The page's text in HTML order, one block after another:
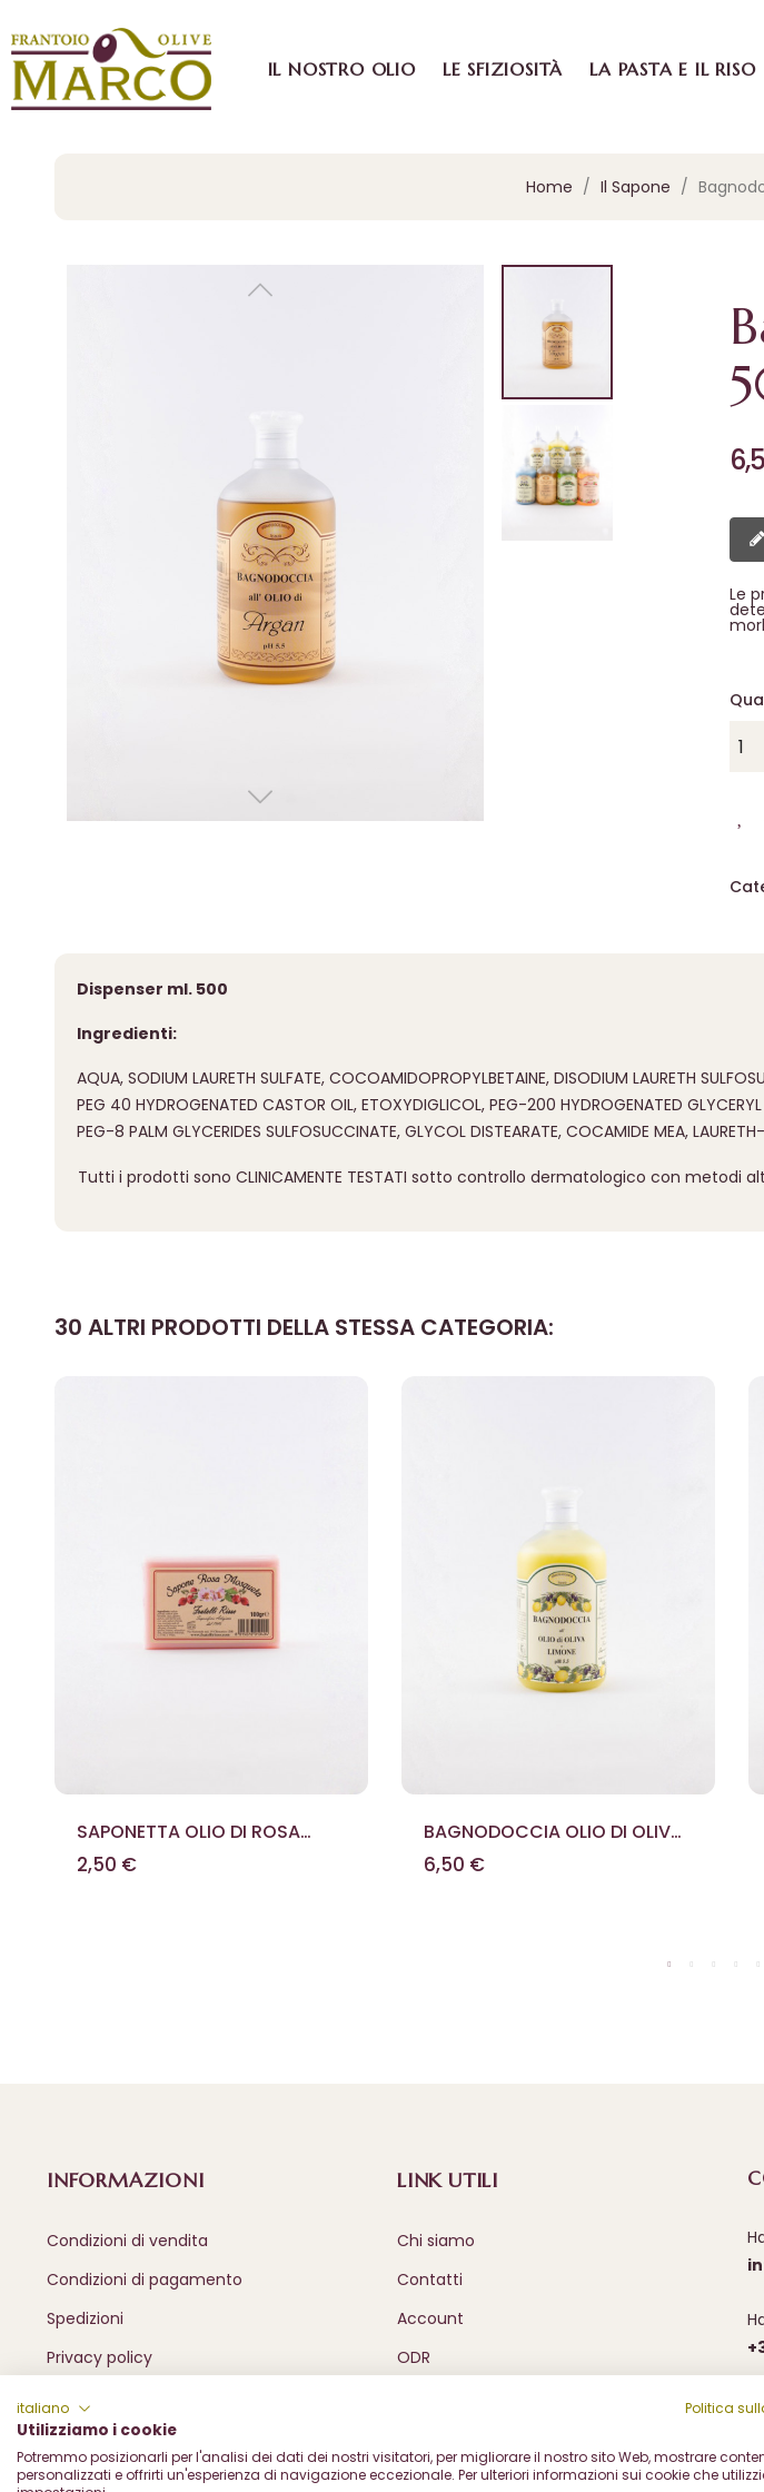
IL NOSTRO OLIO LE SFIZIOSITÀ LA PASTA E IL RISO
Home Il Sapone
Le
Dispenser ml. 500
Ingredienti:
AQUA, SODIUM LAURETH SULFATE, COCOAMIDOPROPYLBETAINE, DISODIUM LAURETH
PEG 40 HYDROGENATED CASTOR OIL, ETOXYDIGLICOL, PEG-200 HYDROGENATED
PEG-8 PALM GLYCERIDES SULFOSUCCINATE, GLYCOL DISTEARATE, COCAMIDE MEA,
Tutti i prodotti sono CLINICAMENTE TESTATI sotto controllo dermatologico con
30 ALTRI PRODOTTI DELLA STESSA CATEGORIA:
SAPONETTA OLIO DI ROSA
MOSQUETA 100 G
2,50 €
BAGNODOCCIA OLIO DI OLIVA
E LIMONE 500 ML
6,50 €
INFORMAZIONI
Condizioni di vendita
Condizioni di pagamento
Spedizioni
Privacy policy
LINK UTILI
Chi siamo
Contatti
Account
ODR
italiano Politica
Utilizziamo i cookie
Potremmo posizionarli per l'analisi dei dati dei nostri visitatori, per migliorare il nostro sito Web, mostrare
personalizzati e offrirti un'esperienza di navigazione eccezionale. Per ulteriori informazioni sui cookie che